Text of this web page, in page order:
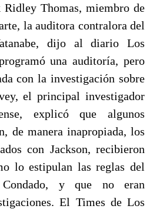
Ridley Thomas, miembro de
la auditora contralora del
dijo al diario Los
una auditoría, pero
con la investigación sobre
el principal investigador
explicó que algunos
de manera inapropiada, los
con Jackson, recibieron
lo estipulan las reglas del
y que no eran
El Times de Los